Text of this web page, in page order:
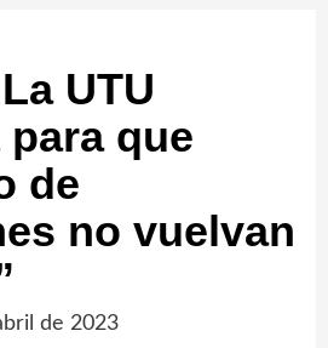
UTU
que
de
no vuelvan
de 2023